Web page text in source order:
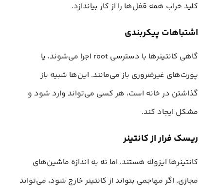
کلید خراب همه قفل‌ها را از کار بیاندازد.
اشتباهات پیکربندی
گاهی کانتینرها با دسترسی root اجرا می‌شوند، یا
پورت‌های غیرضروری باز می‌مانند. این‌ها شبیه باز
گذاشتن در خانه است، هر کسی می‌تواند وارد شود و
مشکل ایجاد کند.
ریسک فرار از کانتینر
کانتینرها ایزوله هستند، اما نه به اندازه ماشین‌های
مجازی. اگر مهاجمی بتواند از کانتینر خارج شود، می‌تواند